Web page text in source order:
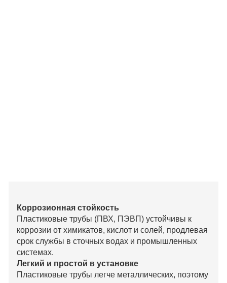
Коррозионная стойкость
Пластиковые трубы (ПВХ, ПЭВП) устойчивы к
коррозии от химикатов, кислот и солей, продлевая
срок службы в сточных водах и промышленных
системах.
Легкий и простой в установке
Пластиковые трубы легче металлических, поэтому